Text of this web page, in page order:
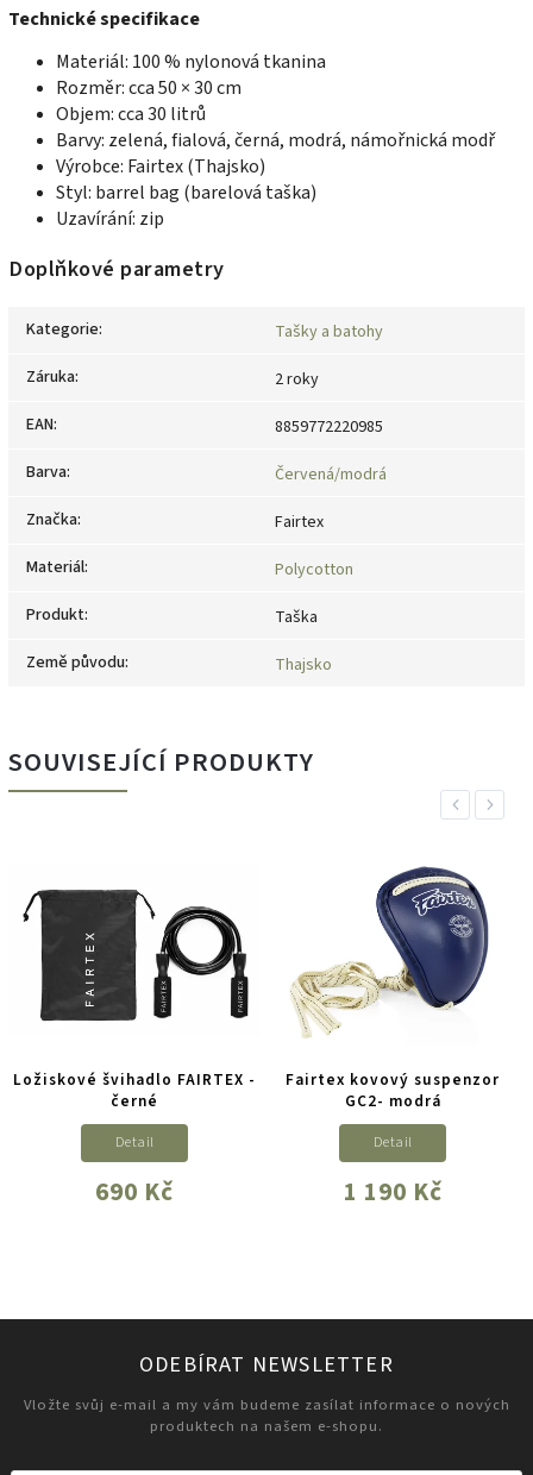
Technické specifikace
Materiál: 100 % nylonová tkanina
Rozměr: cca 50 × 30 cm
Objem: cca 30 litrů
Barvy: zelená, fialová, černá, modrá, námořnická modř
Výrobce: Fairtex (Thajsko)
Styl: barrel bag (barelová taška)
Uzavírání: zip
Doplňkové parametry
Kategorie:
Tašky a batohy
Záruka:
2 roky
EAN:
8859772220985
Barva:
Červená/modrá
Značka:
Fairtex
Materiál:
Polycotton
Produkt:
Taška
Země původu: Thajsko
SOUVISEJÍCÍ PRODUKTY
Previous
Ložiskové švihadlo FAIRTEX -
černé
690 Kč
Detail
Fairtex kovový suspenzor
GC2- modrá
1 190 Kč
Detail
Next
ODEBÍRAT NEWSLETTER
Vložte svůj e-mail a my vám budeme zasílat informace o nových
produktech na našem e-shopu.